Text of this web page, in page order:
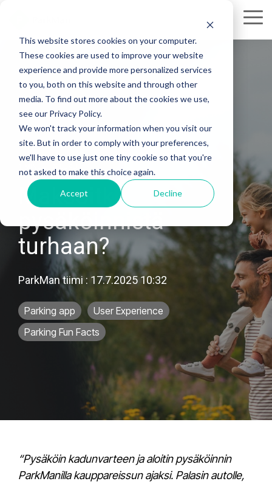
This website stores cookies on your computer.
These cookies are used to improve your website
experience and provide more personalized services
to you, both on this website and through other
media. To find out more about the cookies we use,
see our Privacy Policy.
We won't track your information when you visit our
site. But in order to comply with your preferences,
we'll have to use just one tiny cookie so that you're
not asked to make this choice again.
Accept Decline
main
content.
Maksoitko
pysäköinnistä
turhaan?
ParkMan tiimi : 17.7.2025 10:32
Parking app
User Experience
Parking Fun Facts
“Pysäköin kadunvarteen ja aloitin pysäköinnin
ParkManilla kauppareissun ajaksi. Palasin autolle,